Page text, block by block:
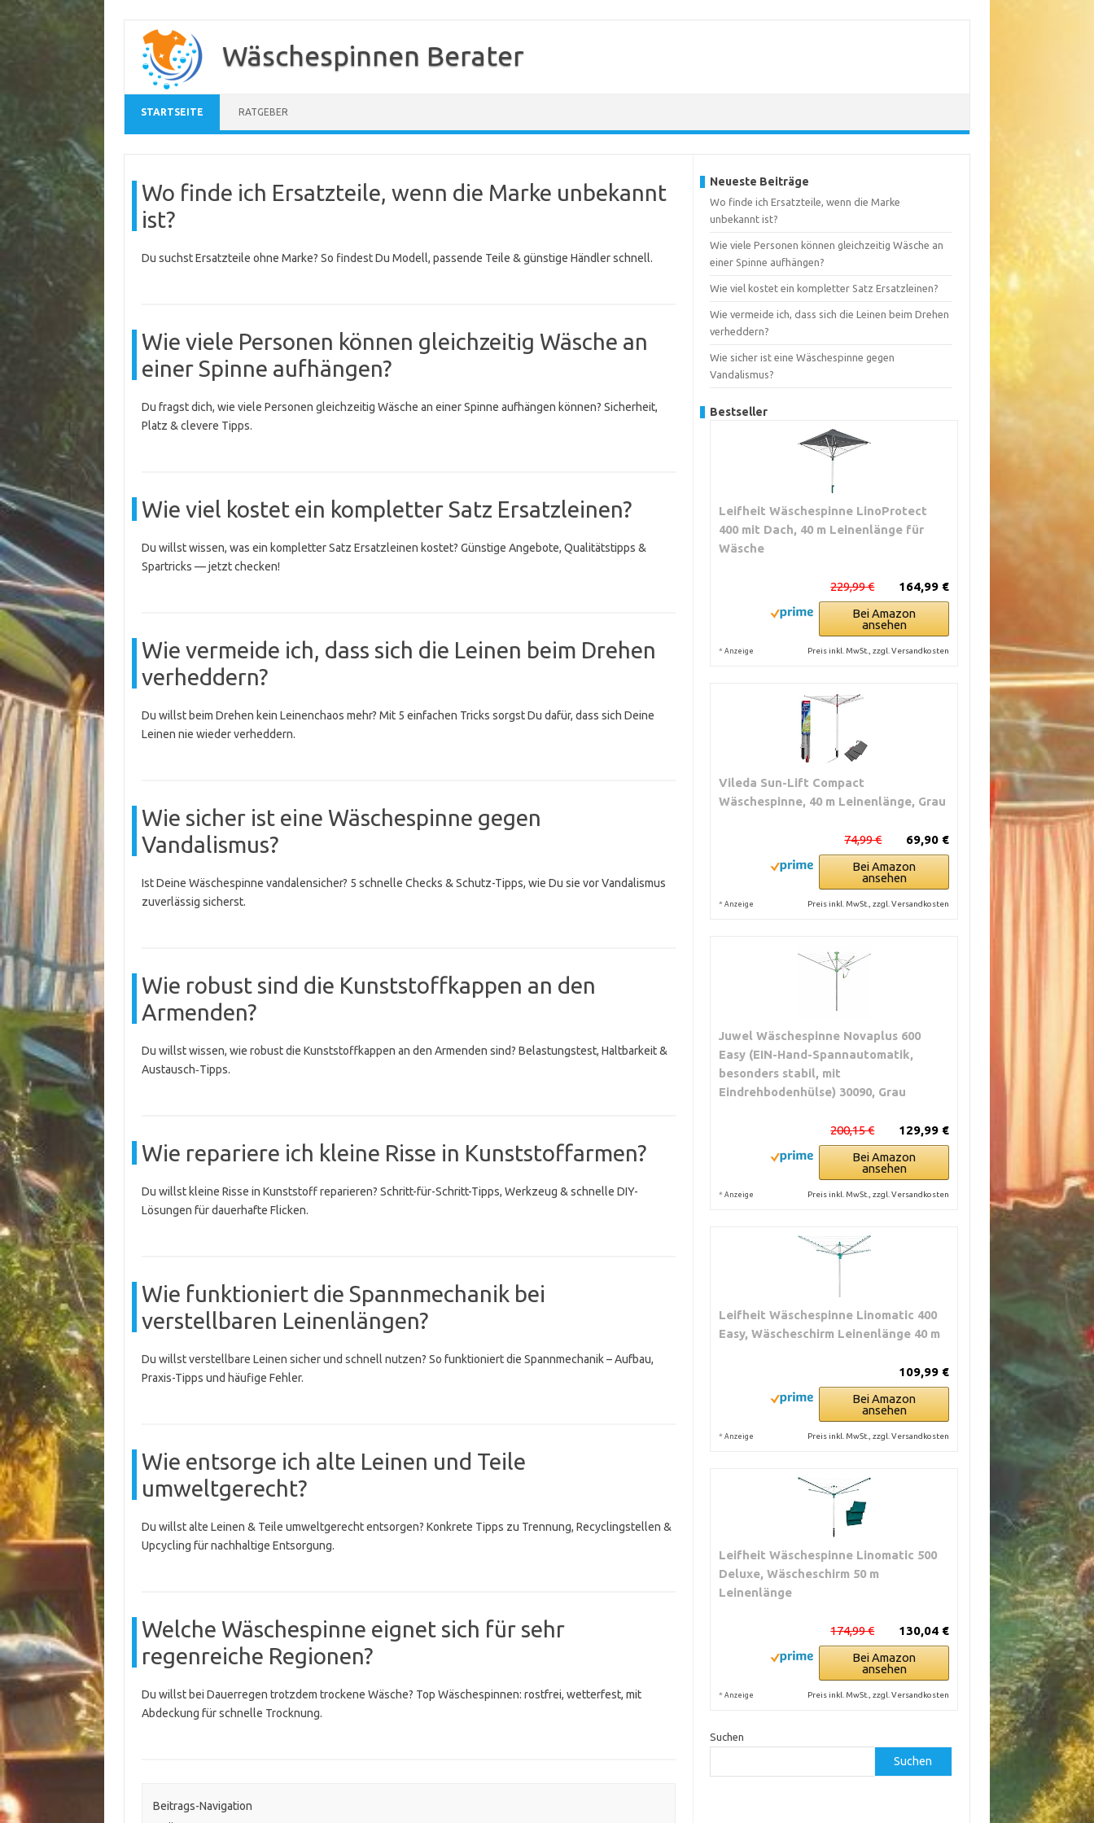
Inhalt
springen
Wäschespinnen Berater
STARTSEITE RATGEBER
Wo finde ich Ersatzteile, wenn die Marke unbekannt
ist?
Du suchst Ersatzteile ohne Marke? So findest Du Modell, passende Teile & günstige Händler schnell.
Wie viele Personen können gleichzeitig Wäsche an
einer Spinne aufhängen?
Du fragst dich, wie viele Personen gleichzeitig Wäsche an einer Spinne aufhängen können? Sicherheit,
Platz & clevere Tipps.
Wie viel kostet ein kompletter Satz Ersatzleinen?
Du willst wissen, was ein kompletter Satz Ersatzleinen kostet? Günstige Angebote, Qualitätstipps &
Spartricks — jetzt checken!
Wie vermeide ich, dass sich die Leinen beim Drehen
verheddern?
Du willst beim Drehen kein Leinenchaos mehr? Mit 5 einfachen Tricks sorgst Du dafür, dass sich Deine
Leinen nie wieder verheddern.
Wie sicher ist eine Wäschespinne gegen
Vandalismus?
Ist Deine Wäschespinne vandalensicher? 5 schnelle Checks & Schutz-Tipps, wie Du sie vor Vandalismus
zuverlässig sicherst.
Wie robust sind die Kunststoffkappen an den
Armenden?
Du willst wissen, wie robust die Kunststoffkappen an den Armenden sind? Belastungstest, Haltbarkeit &
Austausch‑Tipps.
Wie repariere ich kleine Risse in Kunststoffarmen?
Du willst kleine Risse in Kunststoff reparieren? Schritt-für-Schritt-Tipps, Werkzeug & schnelle DIY-
Lösungen für dauerhafte Flicken.
Wie funktioniert die Spannmechanik bei
verstellbaren Leinenlängen?
Du willst verstellbare Leinen sicher und schnell nutzen? So funktioniert die Spannmechanik – Aufbau,
Praxis-Tipps und häufige Fehler.
Wie entsorge ich alte Leinen und Teile
umweltgerecht?
Du willst alte Leinen & Teile umweltgerecht entsorgen? Konkrete Tipps zu Trennung, Recyclingstellen &
Upcycling für nachhaltige Entsorgung.
Welche Wäschespinne eignet sich für sehr
regenreiche Regionen?
Du willst bei Dauerregen trotzdem trockene Wäsche? Top Wäschespinnen: rostfrei, wetterfest, mit
Abdeckung für schnelle Trocknung.
Beitrags-Navigation
Neueste Beiträge
Wo finde ich Ersatzteile, wenn die Marke
unbekannt ist?
Wie viele Personen können gleichzeitig Wäsche an
einer Spinne aufhängen?
Wie viel kostet ein kompletter Satz Ersatzleinen?
Wie vermeide ich, dass sich die Leinen beim Drehen
verheddern?
Wie sicher ist eine Wäschespinne gegen
Vandalismus?
Bestseller
Leifheit Wäschespinne LinoProtect
400 mit Dach, 40 m Leinenlänge für
Wäsche
164,99 €
229,99 €
Bei Amazon
ansehen
* Anzeige Preis inkl. MwSt., zzgl. Versandkosten
Vileda Sun-Lift Compact
Wäschespinne, 40 m Leinenlänge, Grau
69,90 €
74,99 €
Bei Amazon
ansehen
* Anzeige Preis inkl. MwSt., zzgl. Versandkosten
Juwel Wäschespinne Novaplus 600
Easy (EIN-Hand-Spannautomatik,
besonders stabil, mit
Eindrehbodenhülse) 30090, Grau
129,99 €
200,15 €
Bei Amazon
ansehen
* Anzeige Preis inkl. MwSt., zzgl. Versandkosten
Leifheit Wäschespinne Linomatic 400
Easy, Wäscheschirm Leinenlänge 40 m
109,99 €
Bei Amazon
ansehen
* Anzeige Preis inkl. MwSt., zzgl. Versandkosten
Leifheit Wäschespinne Linomatic 500
Deluxe, Wäscheschirm 50 m
Leinenlänge
130,04 €
174,99 €
Bei Amazon
ansehen
* Anzeige Preis inkl. MwSt., zzgl. Versandkosten
Suchen
Suchen